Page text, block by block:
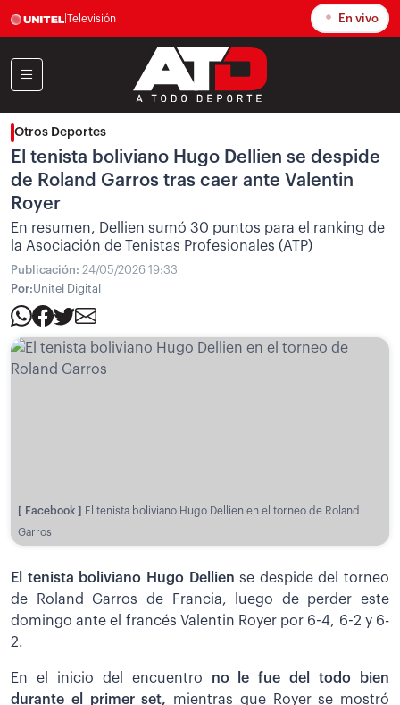
Televisión En vivo
Otros Deportes
El tenista boliviano Hugo Dellien se despide
de Roland Garros tras caer ante Valentin
Royer
En resumen, Dellien sumó 30 puntos para el ranking de
la Asociación de Tenistas Profesionales (ATP)
Publicación: 24/05/2026 19:33
Por:Unitel Digital
[ Facebook ]
El tenista boliviano Hugo Dellien en el torneo de Roland
Garros
El tenista boliviano Hugo Delliense despide del torneo
de Roland Garros de Francia, luego de perder este
domingo ante el francés Valentin Royer por 6-4, 6-2 y 6-
2.
En el inicio del encuentro no le fue del todo bien
durante el primer set, mientras que Royer se mostró